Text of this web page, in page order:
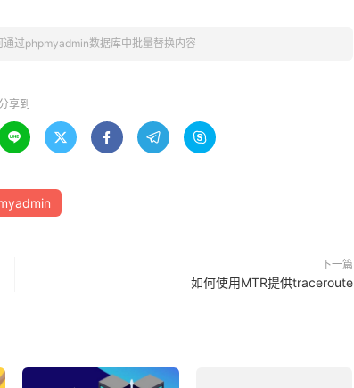
通过phpmyadmin数据库中批量替换内容
分享到
    
下一篇
如何使用MTR提供traceroute